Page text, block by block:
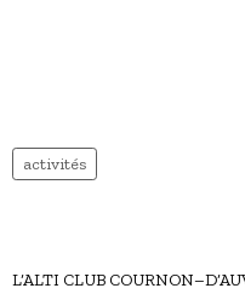
activités
L’ALTI CLUB